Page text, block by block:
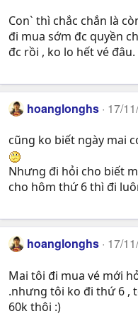
Con` thì chắc chắn là
đi mua sớm đc quyền
đc rồi , ko lo hết vé đâu.
hoanglonghs 17/
cũng ko biết ngày mai
Nhưng đi hỏi cho biết
cho hôm thứ 6 thì đi
hoanglonghs 17/
Mai tôi đi mua vé mới
.nhưng tôi ko đi thứ 6 ,
60k thôi :)